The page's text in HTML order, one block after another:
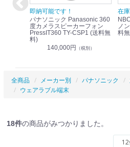
即納可能です！
パナソニック Panasonic 360
度カメラスピーカーフォン
PressIT360 TY-CSP1 (送料無
料)
140,000円 （税別）
在
ノ
料
全商品 メーカー別 パナソニック
ウェアラブル端末
18件の商品がみつかりました。